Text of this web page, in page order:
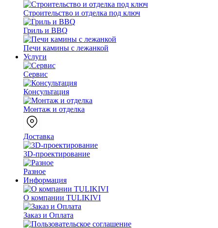
Строительство и отделка под ключ
Гриль и BBQ
Печи камины с лежанкой
Услуги
Сервис
Консультация
Монтаж и отделка
Доставка
3D-проектирование
Разное
Информация
О компании TULIKIVI
Заказ и Оплата